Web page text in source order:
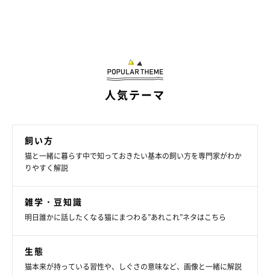
人気テーマ
飼い方
猫と一緒に暮らす中で知っておきたい基本の飼い方を専門家がわか
りやすく解説
雑学・豆知識
明日誰かに話したくなる猫にまつわる”あれこれ”ネタはこちら
生態
猫本来が持っている習性や、しぐさの意味など、画像と一緒に解説